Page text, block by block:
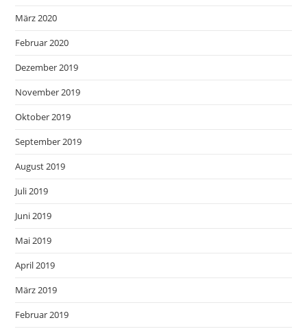
März 2020
Februar 2020
Dezember 2019
November 2019
Oktober 2019
September 2019
August 2019
Juli 2019
Juni 2019
Mai 2019
April 2019
März 2019
Februar 2019